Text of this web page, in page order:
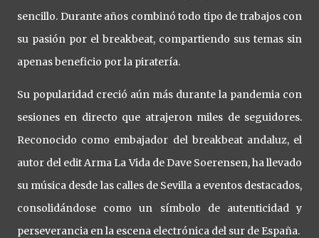
sencillo. Durante años combinó todo tipo de trabajos con
su pasión por el breakbeat, compartiendo sus temas sin
apenas beneficio por la piratería.
Su popularidad creció aún más durante la pandemia con
sesiones en directo que atrajeron miles de seguidores.
Reconocido como embajador del breakbeat andaluz, el
autor del edit Arma La Vida de Dave Soerensen, ha llevado
su música desde las calles de Sevilla a eventos destacados,
consolidándose como un símbolo de autenticidad y
perseverancia en la escena electrónica del sur de España.